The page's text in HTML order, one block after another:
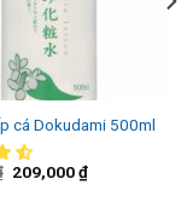
cá Dokudami 500ml
209,000₫